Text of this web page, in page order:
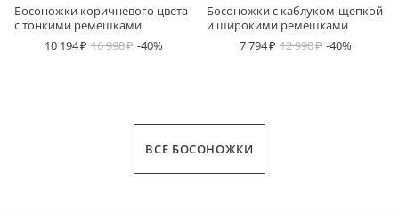
Босоножки коричневого цвета
с тонкими ремешками
10 194
16 990 -40%
Босоножки с каблуком-щепкой
и широкими ремешками
7 794
12 990 -40%
ВСЕ БОСОНОЖКИ